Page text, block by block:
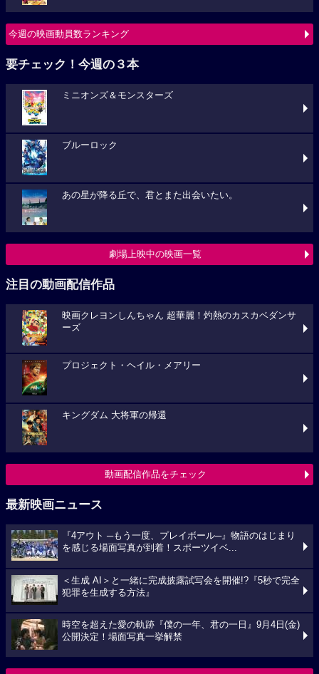
今週の映画動員数ランキング
要チェック！今週の３本
ミニオンズ＆モンスターズ
ブルーロック
あの星が降る丘で、君とまた出会いたい。
劇場上映中の映画一覧
注目の動画配信作品
映画クレヨンしんちゃん 超華麗！灼熱のカスカベダンサ
ーズ
プロジェクト・ヘイル・メアリー
キングダム 大将軍の帰還
動画配信作品をチェック
最新映画ニュース
『4アウト ─もう一度、プレイボール─』物語のはじまり
を感じる場面写真が到着！スポーツイベ...
＜生成 AI＞と一緒に完成披露試写会を開催!?『5秒で完全
犯罪を生成する方法』
時空を超えた愛の軌跡『僕の一年、君の一日』9月4日(金)
公開決定！場面写真一挙解禁